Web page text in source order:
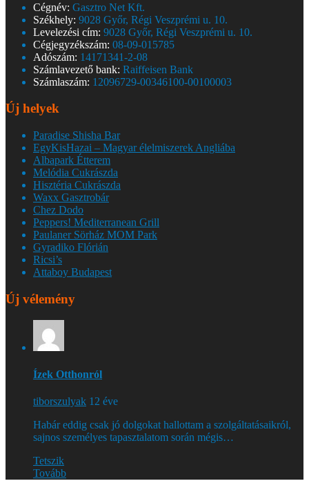
Cégnév: Gasztro Net Kft.
Székhely: 9028 Győr, Régi Veszprémi u. 10.
Levelezési cím: 9028 Győr, Régi Veszprémi u. 10.
Cégjegyzékszám: 08-09-015785
Adószám: 14171341-2-08
Számlavezető bank: Raiffeisen Bank
Számlaszám: 12096729-00346100-00100003
Új helyek
Paradise Shisha Bar
EgyKisHazai – Magyar élelmiszerek Angliába
Albapark Étterem
Melódia Cukrászda
Hisztéria Cukrászda
Waxx Gasztrobár
Chez Dodo
Peppers! Mediterranean Grill
Paulaner Sörház MOM Park
Gyradiko Flórián
Ricsi’s
Attaboy Budapest
Új vélemény
Ízek Otthonról
tiborszulyak 12 éve
Habár eddig csak jó dolgokat hallottam a szolgáltatásaikról,
sajnos személyes tapasztalatom során mégis…
Tetszik
Tovább